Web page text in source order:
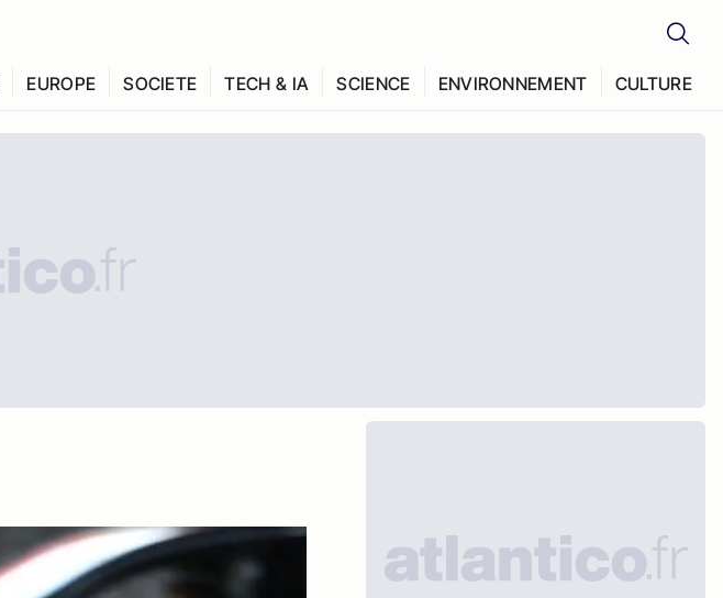
EUROPE SOCIETE TECH & IA SCIENCE ENVIRONNEMENT CULTURE